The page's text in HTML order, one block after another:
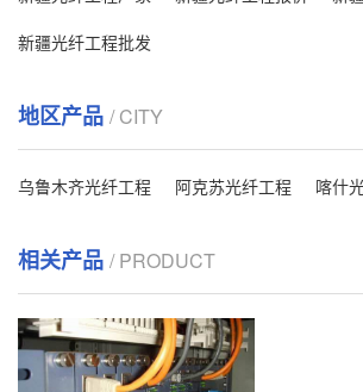
新疆光纤工程批发
地区产品 / CITY
乌鲁木齐光纤工程 阿克苏光纤工程 喀什
相关产品 / PRODUCT